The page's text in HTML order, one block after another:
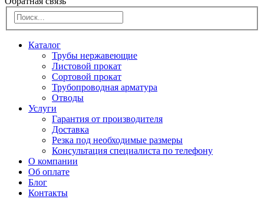
Каталог
Трубы нержавеющие
Листовой прокат
Сортовой прокат
Трубопроводная арматура
Отводы
Услуги
Гарантия от производителя
Доставка
Резка под необходимые размеры
Консультация специалиста по телефону
О компании
Об оплате
Блог
Контакты